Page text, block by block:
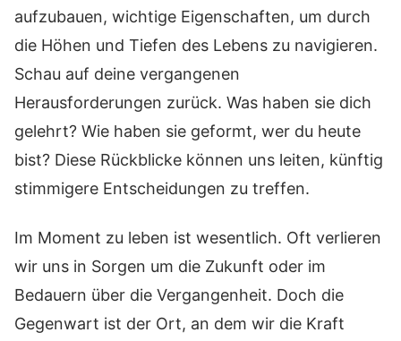
aufzubauen, wichtige Eigenschaften, um durch
die Höhen und Tiefen des Lebens zu navigieren.
Schau auf deine vergangenen
Herausforderungen zurück. Was haben sie dich
gelehrt? Wie haben sie geformt, wer du heute
bist? Diese Rückblicke können uns leiten, künftig
stimmigere Entscheidungen zu treffen.
Im Moment zu leben ist wesentlich. Oft verlieren
wir uns in Sorgen um die Zukunft oder im
Bedauern über die Vergangenheit. Doch die
Gegenwart ist der Ort, an dem wir die Kraft